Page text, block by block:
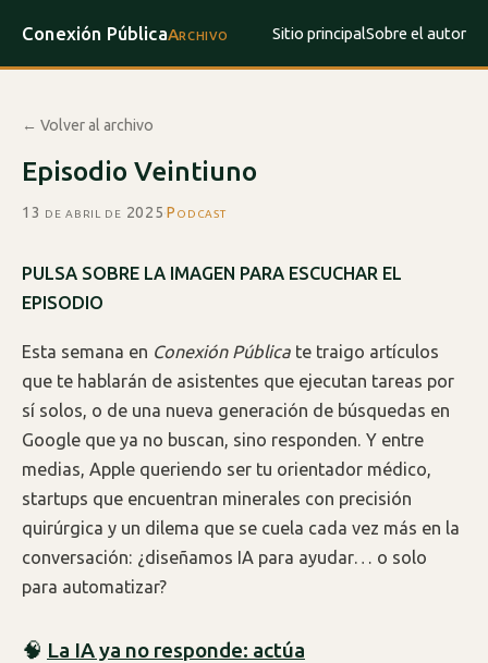
Conexión PúblicaArchivo Sitio principalSobre el autor
← Volver al archivo
Episodio Veintiuno
13 de abril de 2025·Podcast
PULSA SOBRE LA IMAGEN PARA ESCUCHAR EL
EPISODIO
Esta semana en Conexión Pública te traigo artículos
que te hablarán de asistentes que ejecutan tareas por
sí solos, o de una nueva generación de búsquedas en
Google que ya no buscan, sino responden. Y entre
medias, Apple queriendo ser tu orientador médico,
startups que encuentran minerales con precisión
quirúrgica y un dilema que se cuela cada vez más en la
conversación: ¿diseñamos IA para ayudar… o solo
para automatizar?
🧠 La IA ya no responde: actúa